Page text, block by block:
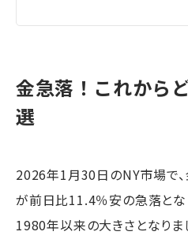
金急落！これから
選
2026年1月30日のNY市場で、
が前日比11.4％安の急落とな
1980年以来の大きさとなりま